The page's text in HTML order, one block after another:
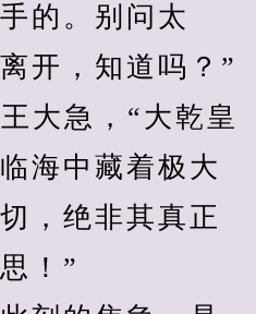
的。别问太
开，知道吗？”
急，“大乾皇
海中藏着极大
，绝非其真正
！”